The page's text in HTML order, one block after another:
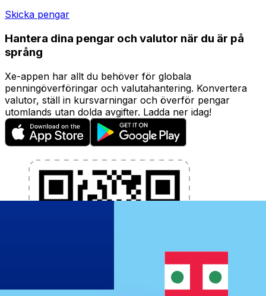
Skicka pengar
Hantera dina pengar och valutor när du är på
språng
Xe-appen har allt du behöver för globala
penningöverföringar och valutahantering. Konvertera
valutor, ställ in kursvarningar och överför pengar
utomlands utan dolda avgifter. Ladda ner idag!